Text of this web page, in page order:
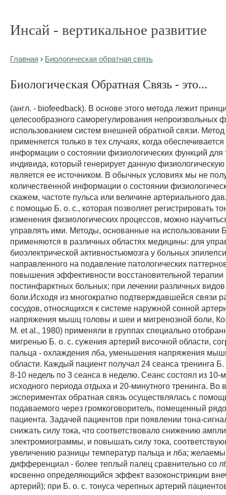
Инсай - вертикальное развитие
Главная › Биологическая обратная связь
Биологическая Обратная Связь - это...
(англ. - biofeedback). В основе этого метода лежит
целесообразного саморегулирования непроизвольных
использованием систем внешней обратной связи.
применяется только в тех случаях, когда
информации о состоянии физиологических функций для
индивида, который генерирует данную
является ее источником. В обычных условиях мы не
количественной информации о состоянии
скажем, частоте пульса или величине артериального
с помощью Б. о. с., которая позволяет регистрировать
изменения физиологических процессов, можно
управлять ими. Методы, основанные на использовании
применяются в различных областях медицины: для
биоэлектрической активностьюмозга у больных
направленного на подавление патологических
повышения эффективности восстановительной терапии
постинфарктных больных; при лечении различных
боли.Исходя из многократно подтверждавшейся связи
сосудов, относящихся к системе наружной сонной
напряжения мышц головы и шеи и мигренозной боли,
M. et al., 1980) применяли в группах специально
мигренью Б. о. с. сужения артерий височной области,
пальца - охлаждения лба, уменьшения напряжения
области. Каждый пациент получал 24 сеанса тренинга Б.
8-10 недель по 3 сеанса в неделю. Сеанс состоял из 10-
исходного периода отдыха и 20-минутного тренинга. Во
экспериментах обратная связь осуществлялась с
подаваемого через громкоговоритель, помещенный
пациента. Задачей пациентов при появлении тона-
снижать силу тока, что соответствовало снижению
электромиограммы, и повышать силу тока,
увеличению разницы температур пальца и лба;
дифференциал - более теплый палец сравнительно со
косвенно определяющийся эффект вазоконстрикции
артерий); при Б. о. с. тонуса черепных артерий